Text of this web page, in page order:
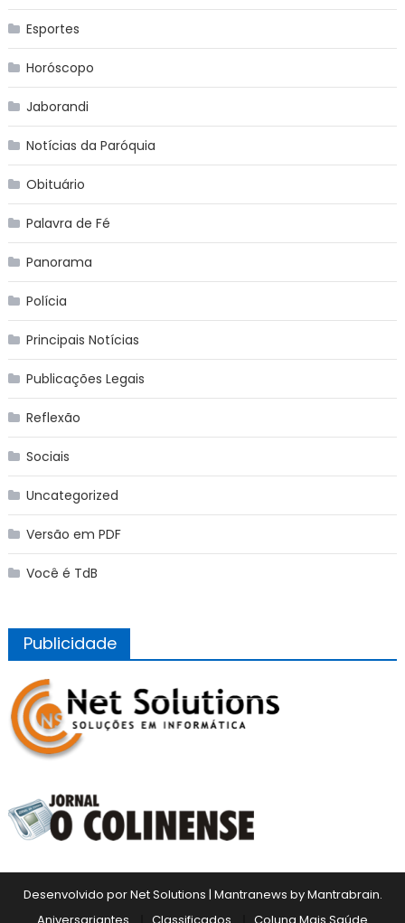
Esportes
Horóscopo
Jaborandi
Notícias da Paróquia
Obituário
Palavra de Fé
Panorama
Polícia
Principais Notícias
Publicações Legais
Reflexão
Sociais
Uncategorized
Versão em PDF
Você é TdB
Publicidade
Desenvolvido por Net Solutions | Mantranews byMantrabrain.